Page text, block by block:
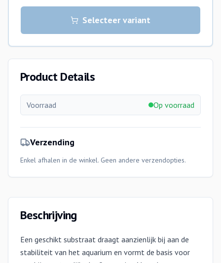
Selecteer variant
Product Details
Voorraad Op voorraad
Verzending
Enkel afhalen in de winkel. Geen andere verzendopties.
Beschrijving
Een geschikt substraat draagt aanzienlijk bij aan de
stabiliteit van het aquarium en vormt de basis voor